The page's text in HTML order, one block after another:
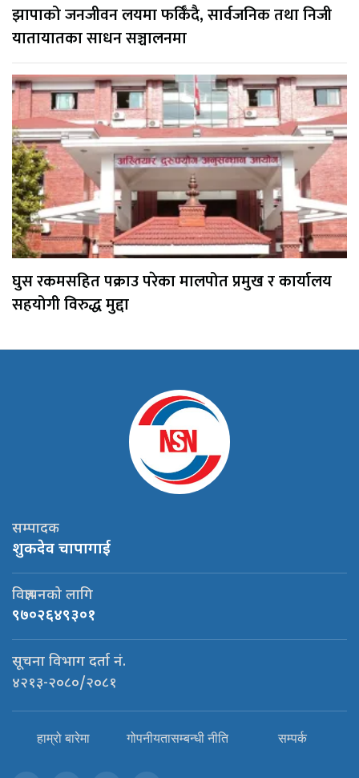
झापाको जनजीवन लयमा फर्किँदै, सार्वजनिक तथा निजी
यातायातका साधन सञ्चालनमा
घुस रकमसहित पक्राउ परेका मालपोत प्रमुख र कार्यालय
सहयोगी विरुद्ध मुद्दा
सम्पादक
शुकदेव चापागाई
विज्ञापनको लागि
९७०२६४९३०१
सूचना विभाग दर्ता नं.
४२१३-२०८०/२०८१
हाम्रो बारेमा गोपनीयतासम्बन्धी नीति सम्पर्क